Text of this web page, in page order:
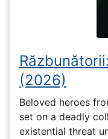
(2026)
Beloved heroes
set on a deadly
existential threat